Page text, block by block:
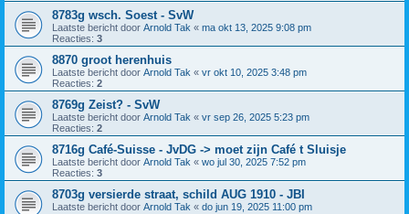
8783g wsch. Soest - SvW
Laatste bericht door Arnold Tak « ma okt 13, 2025 9:08 pm
Reacties: 3
8870 groot herenhuis
Laatste bericht door Arnold Tak « vr okt 10, 2025 3:48 pm
Reacties: 2
8769g Zeist? - SvW
Laatste bericht door Arnold Tak « vr sep 26, 2025 5:23 pm
Reacties: 2
8716g Café-Suisse - JvDG -> moet zijn Café t Sluisje
Laatste bericht door Arnold Tak « wo jul 30, 2025 7:52 pm
Reacties: 3
8703g versierde straat, schild AUG 1910 - JBI
Laatste bericht door Arnold Tak « do jun 19, 2025 11:00 pm